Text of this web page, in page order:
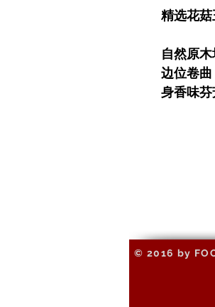
精选花
自然原
边位卷
身香味芬
© 2016 by